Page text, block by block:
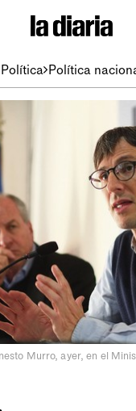
Política Política
Murro, ayer, en el